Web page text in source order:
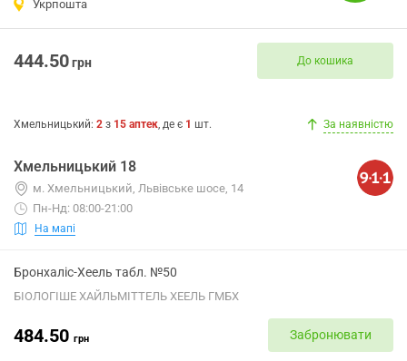
Укрпошта
444.50грн До кошика
Хмельницький: 2 з 15 аптек, де є 1 шт. За наявністю
Хмельницький 18
м. Хмельницький, Львівське шосе, 14
Пн-Нд: 08:00-21:00
На мапі
Бронхаліс-Хеель табл. №50
БІОЛОГІШЕ ХАЙЛЬМІТТЕЛЬ ХЕЕЛЬ ГМБХ
484.50 грн Забронювати